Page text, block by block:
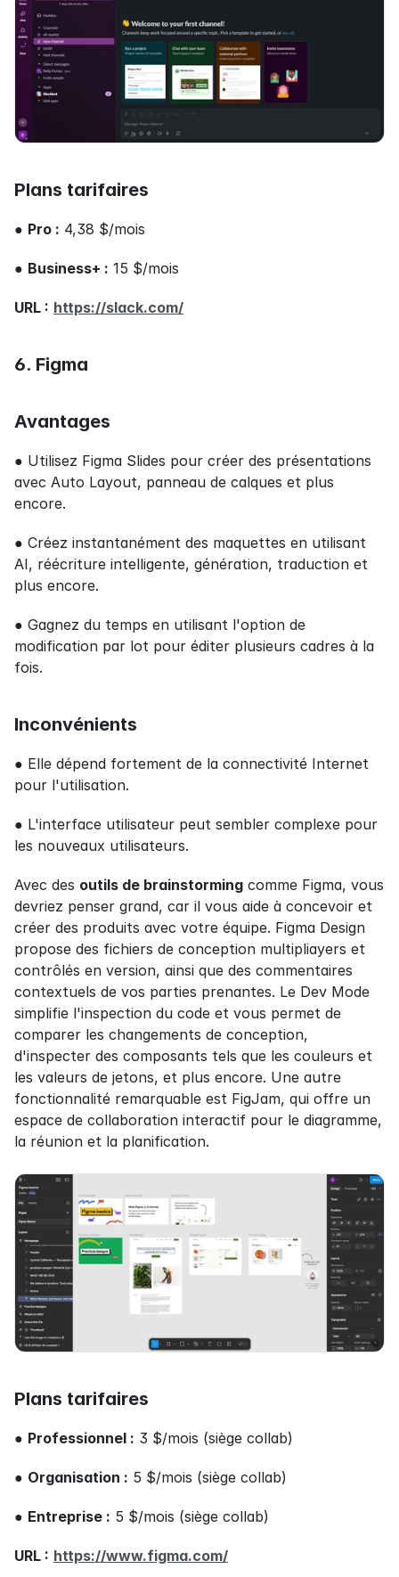
Plans tarifaires
● Pro : 4,38 $/mois
● Business+ : 15 $/mois
URL : https://slack.com/
6. Figma
Avantages
● Utilisez Figma Slides pour créer des présentations
avec Auto Layout, panneau de calques et plus
encore.
● Créez instantanément des maquettes en utilisant
AI, réécriture intelligente, génération, traduction et
plus encore.
● Gagnez du temps en utilisant l'option de
modification par lot pour éditer plusieurs cadres à la
fois.
Inconvénients
● Elle dépend fortement de la connectivité Internet
pour l'utilisation.
● L'interface utilisateur peut sembler complexe pour
les nouveaux utilisateurs.
Avec des outils de brainstorming comme Figma, vous
devriez penser grand, car il vous aide à concevoir et
créer des produits avec votre équipe. Figma Design
propose des fichiers de conception multipliayers et
contrôlés en version, ainsi que des commentaires
contextuels de vos parties prenantes. Le Dev Mode
simplifie l'inspection du code et vous permet de
comparer les changements de conception,
d'inspecter des composants tels que les couleurs et
les valeurs de jetons, et plus encore. Une autre
fonctionnalité remarquable est FigJam, qui offre un
espace de collaboration interactif pour le diagramme,
la réunion et la planification.
Plans tarifaires
● Professionnel : 3 $/mois (siège collab)
● Organisation : 5 $/mois (siège collab)
● Entreprise : 5 $/mois (siège collab)
URL : https://www.figma.com/